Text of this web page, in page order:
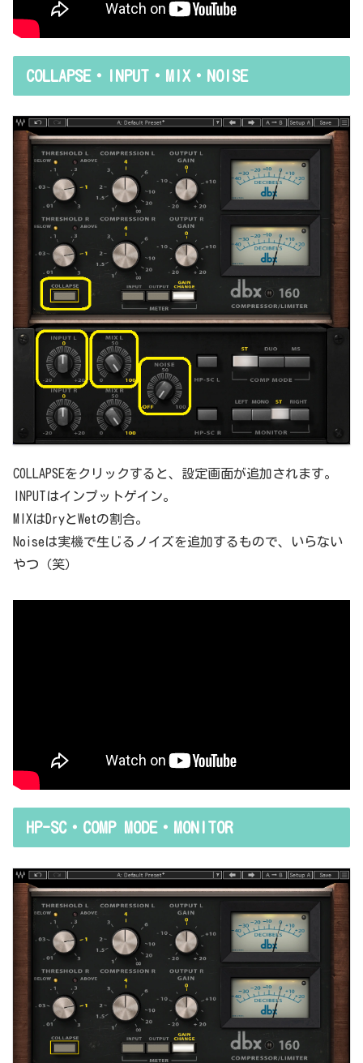
COLLAPSE・INPUT・MIX・NOISE
COLLAPSEをクリックすると、設定画面が追加されます。
INPUTはインプットゲイン。
MIXはDryとWetの割合。
Noiseは実機で生じるノイズを追加するもので、いらない
やつ（笑）
HP-SC・COMP MODE・MONITOR